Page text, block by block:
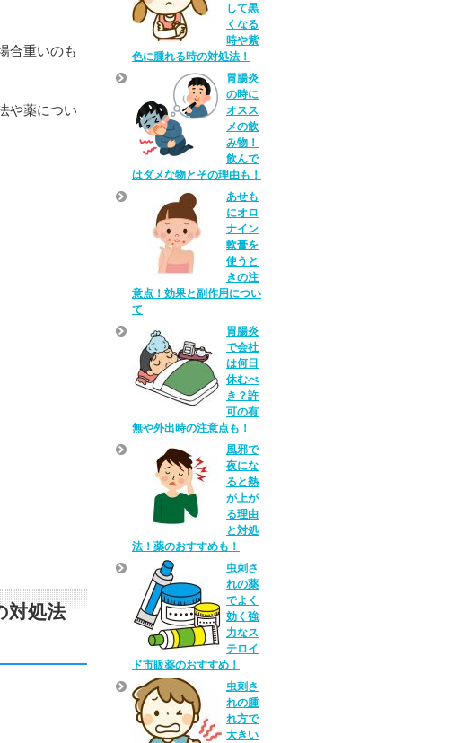
合重いのも
や薬につい
対処法
して黒
くなる
時や紫
色に腫れる時の対処法！
胃腸炎
の時に
オスス
メの飲
み物！
飲んで
はダメな物とその理由も！
あせも
にオロ
ナイン
軟膏を
使うと
きの注
意点！効果と副作用につい
て
胃腸炎
で会社
は何日
休むべ
き？許
可の有
無や外出時の注意点も！
風邪で
夜にな
ると熱
が上が
る理由
と対処
法！薬のおすすめも！
虫刺さ
れの薬
でよく
効く強
力なス
テロイ
ド市販薬のおすすめ！
虫刺さ
れの腫
れ方で
大きい